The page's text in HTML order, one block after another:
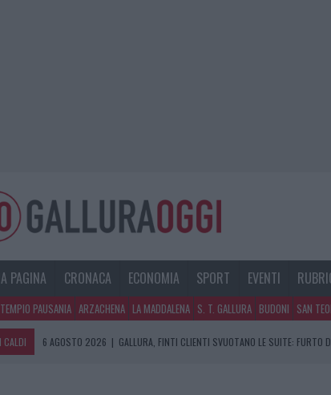
PAGINA CRONACA ECONOMIA SPORT EVENTI
TEMPIO PAUSANIA ARZACHENA LA MADDALENA S. T. GALLURA BUDONI SAN
CALDI 6 AGOSTO 2026 | METEO OLBIA 7 AGOSTO, SOLE E CALDO TORNANO